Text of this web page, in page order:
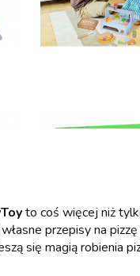
to coś więcej niż
przepisy na
się magią robienia